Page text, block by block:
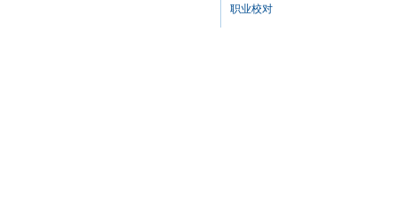
职业校对